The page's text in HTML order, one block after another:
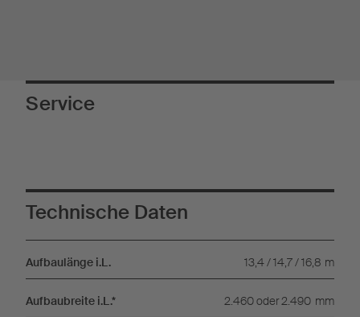
Service
Technische Daten
Aufbaulänge i.L. 13,4 / 14,7 / 16,8 m
Aufbaubreite i.L.* 2.460 oder 2.490 mm